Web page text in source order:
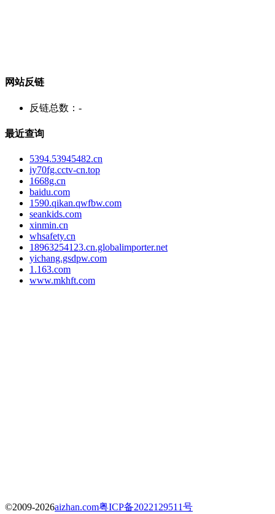
网站反链
反链总数： -
最近查询
5394.53945482.cn
iy70fg.cctv-cn.top
1668g.cn
baidu.com
1590.qikan.qwfbw.com
seankids.com
xinmin.cn
whsafety.cn
18963254123.cn.globalimporter.net
yichang.gsdpw.com
1.163.com
www.mkhft.com
©2009-2026aizhan.com粤ICP备2022129511号